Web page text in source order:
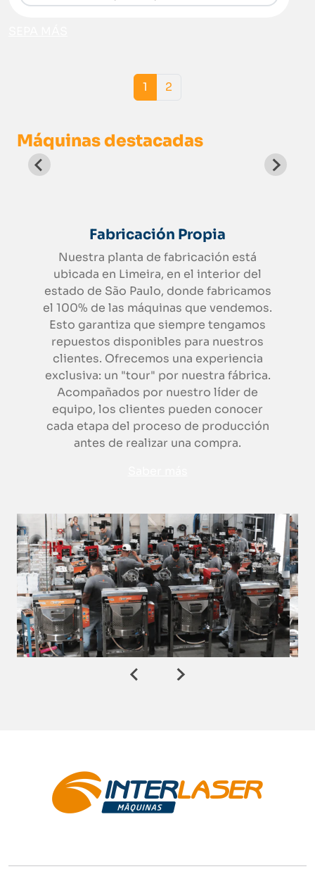
Current Page
1 Page
2
Máquinas destacadas
Fabricación Propia
Nuestra planta de fabricación está
ubicada en Limeira, en el interior del
estado de São Paulo, donde fabricamos
el 100% de las máquinas que vendemos.
Esto garantiza que siempre tengamos
repuestos disponibles para nuestros
clientes. Ofrecemos una experiencia
exclusiva: un "tour" por nuestra fábrica.
Acompañados por nuestro líder de
equipo, los clientes pueden conocer
cada etapa del proceso de producción
antes de realizar una compra.